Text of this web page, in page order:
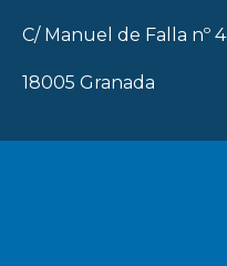
C/ Manuel de Falla nº 4
18005 Granada